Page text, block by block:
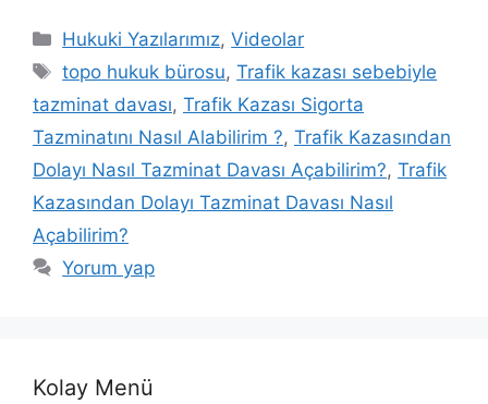
Kategoriler
Hukuki Yazılarımız,Videolar
Etiketler
topo hukuk bürosu,Trafik kazası sebebiyle
tazminat davası, Trafik Kazası Sigorta
Tazminatını Nasıl Alabilirim ?, Trafik Kazasından
Dolayı Nasıl Tazminat Davası Açabilirim?, Trafik
Kazasından Dolayı Tazminat Davası Nasıl
Açabilirim?
Yorum yap
Kolay Menü